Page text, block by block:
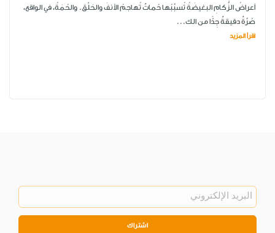
أعراضُ الزُّكامِ البغيضَةُ تُسبِّبُها حُماتٌ تُهاجمُ الأنفَ والحَلْق. والحُمَةُ، في الواقع،
صُرَّةٌ دقيقةٌ جِدًّا من الك...
اقرأ المزيد
اشتراك